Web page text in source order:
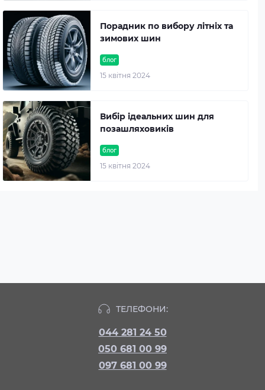
блог
15 квітня 2024
Порадник по вибору літніх та
зимових шин
блог
15 квітня 2024
Вибір ідеальних шин для
позашляховиків
ТЕЛЕФОНИ:
044 281 24 50
050 681 00 99
097 681 00 99